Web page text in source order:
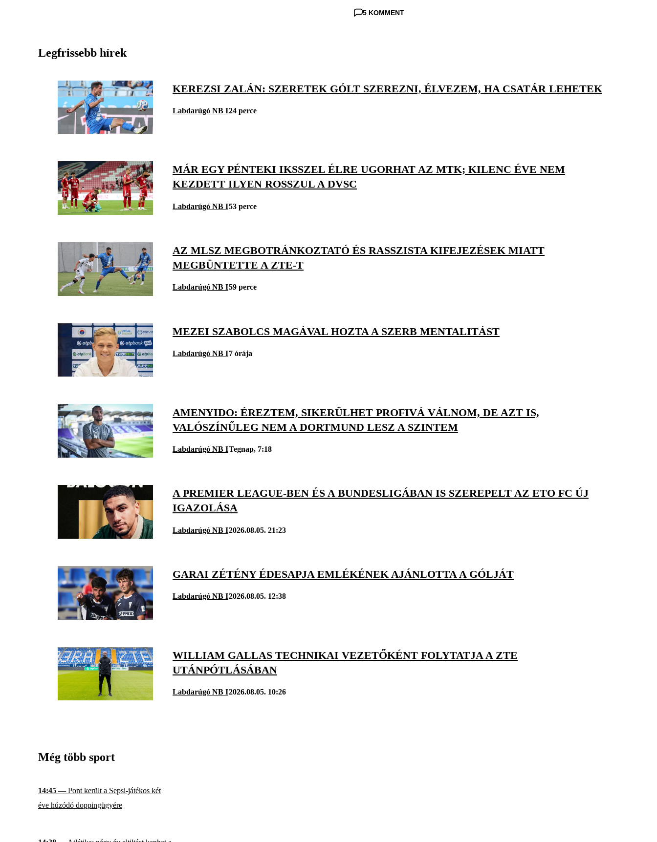
5 KOMMENT
Legfrissebb hírek
KEREZSI ZALÁN: SZERETEK GÓLT SZEREZNI, ÉLVEZEM, HA CSATÁR LEHETEK
Labdarúgó NB I24 perce
MÁR EGY PÉNTEKI IKSSZEL ÉLRE UGORHAT AZ MTK; KILENC ÉVE NEM
KEZDETT ILYEN ROSSZUL A DVSC
Labdarúgó NB I53 perce
AZ MLSZ MEGBOTRÁNKOZTATÓ ÉS RASSZISTA KIFEJEZÉSEK MIATT
MEGBÜNTETTE A ZTE-T
Labdarúgó NB I59 perce
MEZEI SZABOLCS MAGÁVAL HOZTA A SZERB MENTALITÁST
Labdarúgó NB I7 órája
AMENYIDO: ÉREZTEM, SIKERÜLHET PROFIVÁ VÁLNOM, DE AZT IS,
VALÓSZÍNŰLEG NEM A DORTMUND LESZ A SZINTEM
Labdarúgó NB ITegnap, 7:18
A PREMIER LEAGUE-BEN ÉS A BUNDESLIGÁBAN IS SZEREPELT AZ ETO FC ÚJ
IGAZOLÁSA
Labdarúgó NB I2026.08.05. 21:23
GARAI ZÉTÉNY ÉDESAPJA EMLÉKÉNEK AJÁNLOTTA A GÓLJÁT
Labdarúgó NB I2026.08.05. 12:38
WILLIAM GALLAS TECHNIKAI VEZETŐKÉNT FOLYTATJA A ZTE
UTÁNPÓTLÁSÁBAN
Labdarúgó NB I2026.08.05. 10:26
Még több sport
14:45 — Pont került a Sepsi-játékos két
éve húzódó doppingügyére